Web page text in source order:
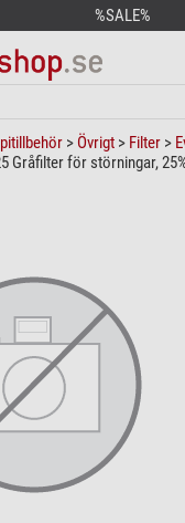
%SALE%
> Övrigt > Filter >
Gråfilter för störningar,